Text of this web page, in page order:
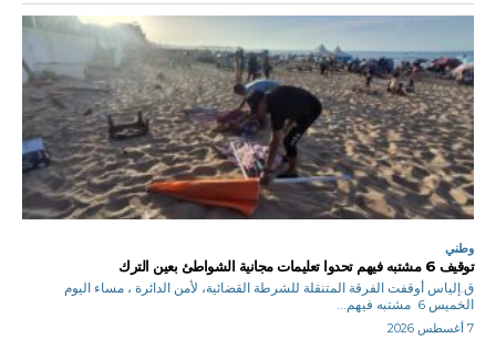
وطني
توقيف 6 مشتبه فيهم تحدوا تعليمات مجانية الشواطئ بعين الترك
ق.إلياس أوقفت الفرقة المتنقلة للشرطة القضائية، لأمن الدائرة ، مساء اليوم
الخميس 6 مشتبه فيهم...
7 أغسطس 2026